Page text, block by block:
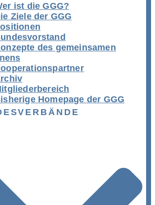
ist die GGG?
Ziele der GGG
des gemeinsamen
Homepage der GGG